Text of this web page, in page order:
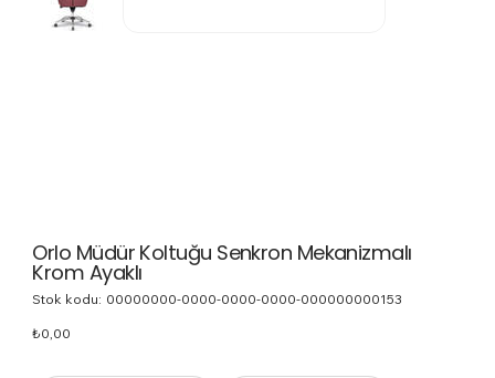
Orlo Müdür Koltuğu Senkron Mekanizmalı
Krom Ayaklı
Stok kodu: Stok
00000000-0000-0000-0000-000000000153
Fiyat
₺0,00